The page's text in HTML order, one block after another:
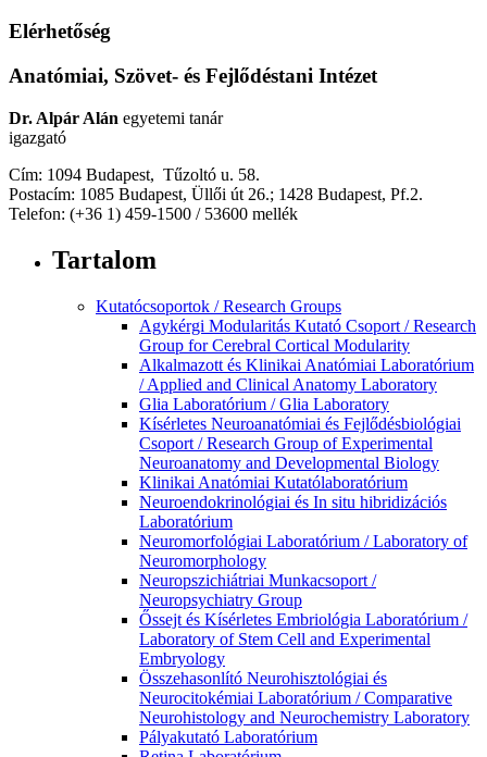
Elérhetőség
Anatómiai, Szövet- és Fejlődéstani Intézet
Dr. Alpár Alán egyetemi tanár
igazgató
Cím: 1094 Budapest, Tűzoltó u. 58.
Postacím: 1085 Budapest, Üllői út 26.; 1428 Budapest, Pf.2.
Telefon: (+36 1) 459-1500 / 53600 mellék
Tartalom
Kutatócsoportok / Research Groups
Agykérgi Modularitás Kutató Csoport / Research
Group for Cerebral Cortical Modularity
Alkalmazott és Klinikai Anatómiai Laboratórium
/ Applied and Clinical Anatomy Laboratory
Glia Laboratórium / Glia Laboratory
Kísérletes Neuroanatómiai és Fejlődésbiológiai
Csoport / Research Group of Experimental
Neuroanatomy and Developmental Biology
Klinikai Anatómiai Kutatólaboratórium
Neuroendokrinológiai és In situ hibridizációs
Laboratórium
Neuromorfológiai Laboratórium / Laboratory of
Neuromorphology
Neuropszichiátriai Munkacsoport /
Neuropsychiatry Group
Őssejt és Kísérletes Embriológia Laboratórium /
Laboratory of Stem Cell and Experimental
Embryology
Összehasonlító Neurohisztológiai és
Neurocitokémiai Laboratórium / Comparative
Neurohistology and Neurochemistry Laboratory
Pályakutató Laboratórium